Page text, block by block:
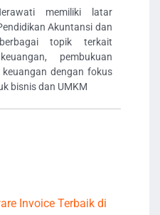
memiliki latar
Akuntansi dan
topik terkait
pembukuan
dengan fokus
bisnis dan UMKM
Invoice Terbaik di